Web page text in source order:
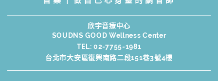
欣宇音療中心
SOUDNS GOOD Wellness Center
TEL:02-7755-1981
台北市大安區復興南路二段151巷3號4樓